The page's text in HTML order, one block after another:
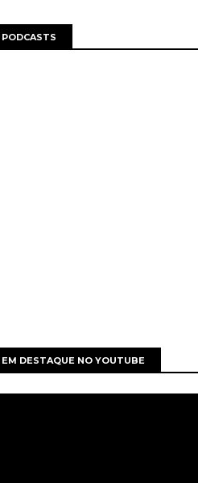
PODCASTS
EM DESTAQUE NO YOUTUBE